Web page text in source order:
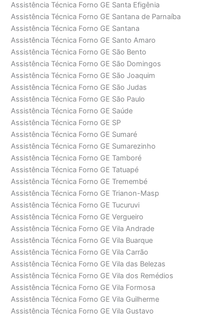
Assistência Técnica Forno GE Santa Efigênia
Assistência Técnica Forno GE Santana de Parnaíba
Assistência Técnica Forno GE Santana
Assistência Técnica Forno GE Santo Amaro
Assistência Técnica Forno GE São Bento
Assistência Técnica Forno GE São Domingos
Assistência Técnica Forno GE São Joaquim
Assistência Técnica Forno GE São Judas
Assistência Técnica Forno GE São Paulo
Assistência Técnica Forno GE Saúde
Assistência Técnica Forno GE SP
Assistência Técnica Forno GE Sumaré
Assistência Técnica Forno GE Sumarezinho
Assistência Técnica Forno GE Tamboré
Assistência Técnica Forno GE Tatuapé
Assistência Técnica Forno GE Tremembé
Assistência Técnica Forno GE Trianon-Masp
Assistência Técnica Forno GE Tucuruvi
Assistência Técnica Forno GE Vergueiro
Assistência Técnica Forno GE Vila Andrade
Assistência Técnica Forno GE Vila Buarque
Assistência Técnica Forno GE Vila Carrão
Assistência Técnica Forno GE Vila das Belezas
Assistência Técnica Forno GE Vila dos Remédios
Assistência Técnica Forno GE Vila Formosa
Assistência Técnica Forno GE Vila Guilherme
Assistência Técnica Forno GE Vila Gustavo